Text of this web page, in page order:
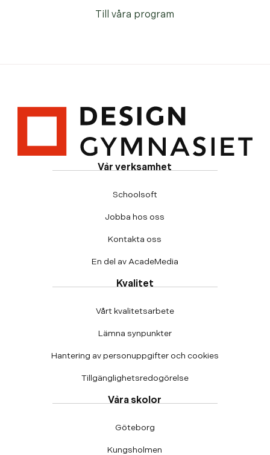
Till våra program
Vår verksamhet
Schoolsoft
Jobba hos oss
Kontakta oss
En del av AcadeMedia
Kvalitet
Vårt kvalitetsarbete
Lämna synpunkter
Hantering av personuppgifter och cookies
Tillgänglighetsredogörelse
Våra skolor
Göteborg
Kungsholmen